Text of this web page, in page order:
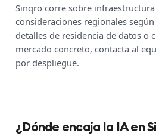
Sinqro corre sobre
consideraciones regionales
detalles de residencia de datos o
mercado concreto, contacta al
por despliegue.
¿Dónde encaja la IA en